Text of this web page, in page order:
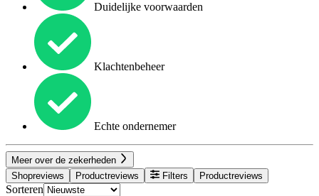
Duidelijke voorwaarden
Klachtenbeheer
Echte ondernemer
Meer over de zekerheden
Shopreviews
Productreviews Filters Productreviews
Sorteren